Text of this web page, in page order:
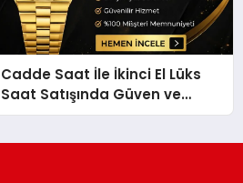
Cadde Saat İle İkinci El Lüks
Saat Satışında Güven ve
Doğru Değerleme